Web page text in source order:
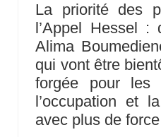
La priorité des
l’Appel Hessel :
Alima
qui vont être
forgée pour les
l’occupation et
avec plus de